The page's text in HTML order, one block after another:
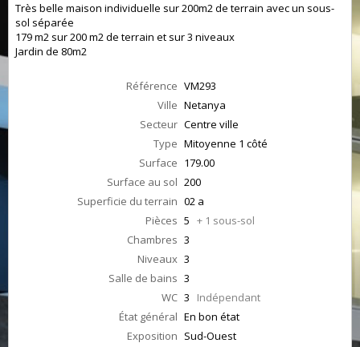
Très belle maison individuelle sur 200m2 de terrain avec un sous-
sol séparée
179 m2 sur 200 m2 de terrain et sur 3 niveaux
Jardin de 80m2
Référence VM293
Ville Netanya
Secteur Centre ville
Type Mitoyenne 1 côté
Surface 179.00
Surface au sol 200
Superficie du terrain 02 a
Pièces 5 + 1 sous-sol
Chambres 3
Niveaux 3
Salle de bains 3
WC 3 Indépendant
État général En bon état
Exposition Sud-Ouest